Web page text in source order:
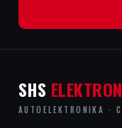
SHS
AUTOELEKTRONIKA ·